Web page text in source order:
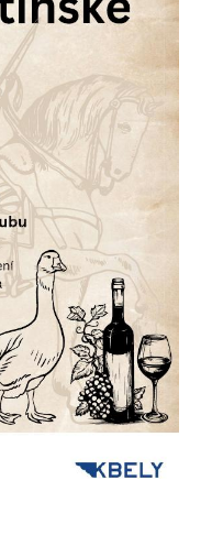
určujeme
počet návštěv
a zdroje
návštěv našich
internetových
stránek. Data
získaná
pomocí
těchto
cookies
zpracováváme
souhrnně, bez
použití
identifikátorů,
které ukazují
na konkrétní
uživatelé
našeho webu.